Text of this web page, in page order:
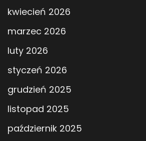
kwiecień 2026
marzec 2026
luty 2026
styczeń 2026
grudzień 2025
listopad 2025
październik 2025